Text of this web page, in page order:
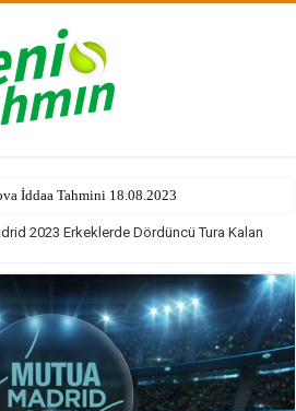
İddaa Tahmini 18.08.2023
2023 Erkeklerde Dördüncü Tura Kalan